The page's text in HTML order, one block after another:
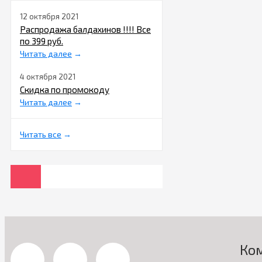
12 октября 2021
Распродажа балдахинов !!!! Все
по 399 руб.
Читать далее →
4 октября 2021
Скидка по промокоду
Читать далее →
Читать все →